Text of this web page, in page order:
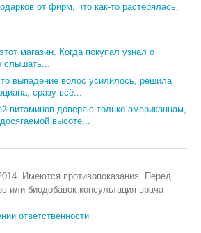
от фирм, что как-то растерялась,
магазин. Когда покупал узнал о
слышать...
выпадение волос усилилось, решила
сразу всё...
витаминов доверяю только американцам,
высоте...
Имеются противопоказания. Перед
или биодобавок консультация врача
ответственности